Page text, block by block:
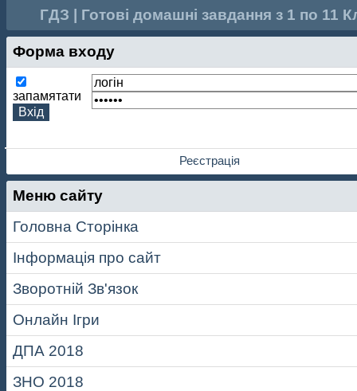
ГДЗ | Готові домашні завдання з 1 по 11
Форма входу
запамятати
Реєстрація
Меню сайту
Головна Сторінка
Інформація про сайт
Зворотній Зв'язок
Онлайн Ігри
ДПА 2018
ЗНО 2018